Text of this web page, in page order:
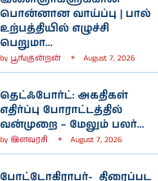
பொன்னான வாய்ப்பு | பால்
உற்பத்தியில் எழுச்சி
பெறுமா...
by பூங்குன்றன் August 7, 2026
தெட்ஃபோர்ட்: அகதிகள்
எதிர்ப்பு போராட்டத்தில்
வன்முறை – மேலும் பலர்...
by இளவரசி August 7, 2026
போட்டோகிராபர்- ‌ திரைப்பட